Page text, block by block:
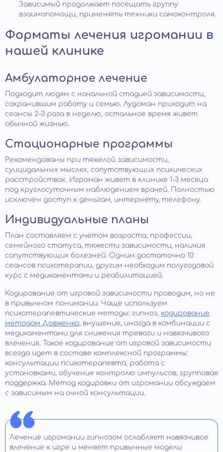
Зависимый продолжает посещать группу
взаимопомощи, применять техники самоконтроля.
Форматы лечения игромании в
нашей клинике
Амбулаторное лечение
Подходит людям с начальной стадией зависимости,
сохранившим работу и семью. Лудоман приходит на
сеансы 2-3 раза в неделю, остальное время живет
обычной жизнью.
Стационарные программы
Рекомендованы при тяжелой зависимости,
суицидальных мыслях, сопутствующих психических
расстройствах. Игроман живет в клинике 1-3 месяца
под круглосуточным наблюдением врачей. Полностью
исключен доступ к деньгам, интернету, телефону.
Индивидуальные планы
План составляем с учетом возраста, профессии,
семейного статуса, тяжести зависимости, наличия
сопутствующих болезней. Одним достаточно 10
сеансов психотерапии, другим необходим полугодовой
курс с медикаментами и реабилитацией.
Кодирование от игровой зависимости проводим, но не
в привычном понимании. Чаще используем
психотерапевтические методы: гипноз, кодирование
методом Довженко, внушение, иногда в комбинации с
медикаментами для снижения тревоги и навязчивого
влечения. Такое кодирование от игровой зависимости
всегда идет в составе комплексной программы:
консультации психотерапевта, работа с
установками, обучение контролю импульсов, групповая
поддержка. Метод кодировки от игромании обсуждаем
с зависимым на очной консультации.
Лечение игромании гипнозом ослабляет навязчивое
влечение к игре и меняет привычные модели